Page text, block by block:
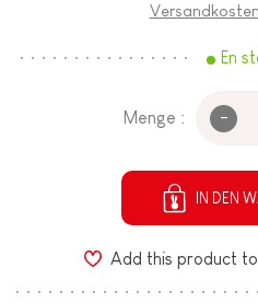
En
Menge : -
IN DEN
Add this product